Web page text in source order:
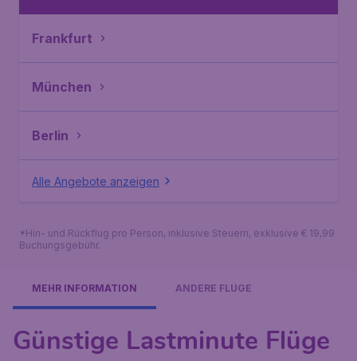
Frankfurt
München
Berlin
Alle Angebote anzeigen
*Hin- und Rückflug pro Person, inklusive Steuern, exklusive € 19,99
Buchungsgebühr.
MEHR INFORMATION ANDERE FLÜGE
Günstige Lastminute Flüge